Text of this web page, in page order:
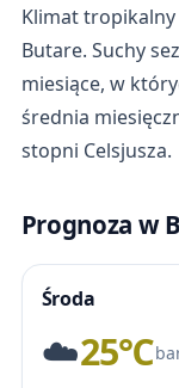
Klimat tropikalny
Butare. Suchy
miesiące, w
średnia
stopni Celsjusza.
Prognoza w
Środa
☁️25℃